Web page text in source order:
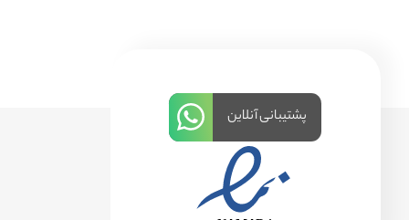
پشتیبانی آنلاین